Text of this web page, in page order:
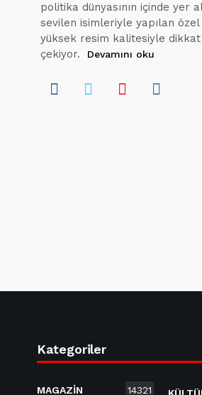
politika dünyasının içinde yer
sevilen isimleriyle yapılan
yüksek resim kalitesiyle dikkat
çekiyor.
Devamını oku
Kategoriler
MAGAZİN 14321